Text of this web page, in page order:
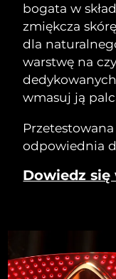
bogata w
zmiękcza
dla
warstwę na
wmasuj ją
odpowiednia
Dowiedz się